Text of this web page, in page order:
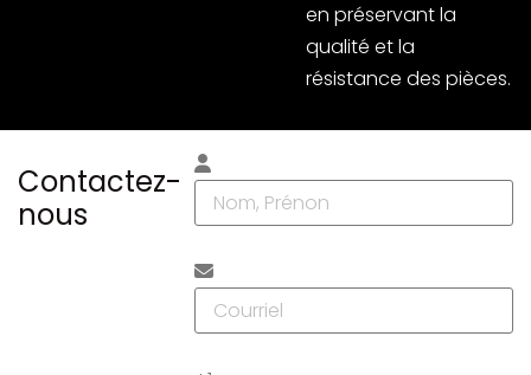
en préservant la
qualité et la
résistance des pièces.
Contactez-
nous